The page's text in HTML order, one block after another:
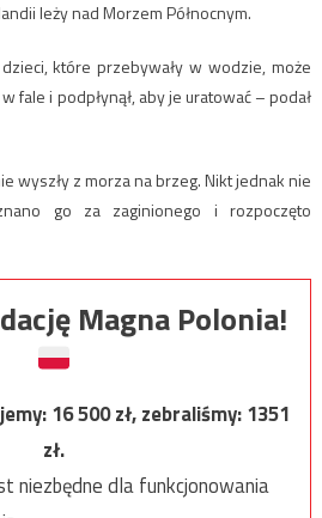
leży nad Morzem Północnym.
które przebywały w wodzie, może
fale i podpłynął, aby je uratować – podał
wyszły z morza na brzeg. Nikt jednak nie
go za zaginionego i rozpoczęto
Magna Polonia!
16 500zł, zebraliśmy:1351
zł.
niezbędne dla funkcjonowania